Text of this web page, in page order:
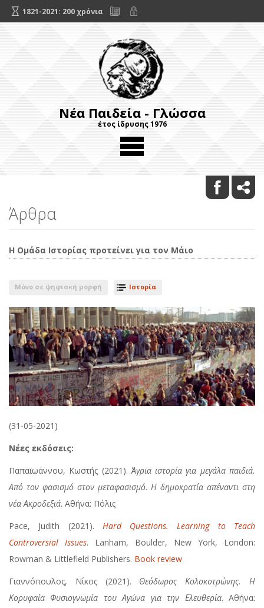
1821-2021: 200 χρόνια
Νέα Παιδεία - Γλώσσα
έτος ίδρυσης 1976
Άρθρα
Η Ομάδα Ιστορίας προτείνει για τον Μάιο
Μόνο σε ψηφιακή μορφή Ιστορία
(31-05-2021)
Νέες εκδόσεις:
Παπαϊωάννου, Κωστής (2021).Άγρια ιστορία για μεγάλα παιδιά.
Από τον φασισμό στον μεταφασισμό. Η δημοκρατία απέναντι στη
νέα Ακροδεξιά. Αθήνα: Πόλις
Pace, Judith (2021). Hard Questions. Learning to Teach
Controversial Issues. Lanham, Boulder, New York, London:
Rowman & Littlefield Publishers. Book review
Γιαννόπουλος, Νίκος (2021). Θεόδωρος Κολοκοτρώνης. Η
Κορυφαία Φυσιογνωμία του Αγώνα για την Ελευθερία. Αθήνα: